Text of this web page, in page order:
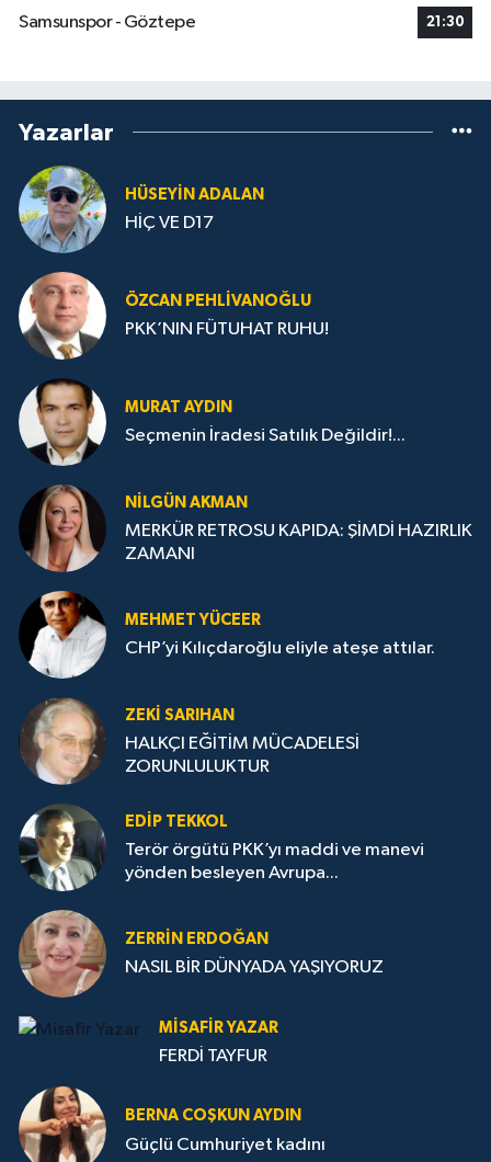
Samsunspor - Göztepe
21:30
Yazarlar
HÜSEYIN ADALAN
HİÇ VE D17
ÖZCAN PEHLIVANOĞLU
PKK’NIN FÜTUHAT RUHU!
MURAT AYDIN
Seçmenin İradesi Satılık Değildir!...
NILGÜN AKMAN
MERKÜR RETROSU KAPIDA: ŞİMDİ HAZIRLIK
ZAMANI
MEHMET YÜCEER
CHP’yi Kılıçdaroğlu eliyle ateşe attılar.
ZEKI SARIHAN
HALKÇI EĞİTİM MÜCADELESİ
ZORUNLULUKTUR
EDIP TEKKOL
Terör örgütü PKK’yı maddi ve manevi
yönden besleyen Avrupa...
ZERRIN ERDOĞAN
NASIL BİR DÜNYADA YAŞIYORUZ
MISAFIR YAZAR
FERDİ TAYFUR
BERNA COŞKUN AYDIN
Güçlü Cumhuriyet kadını